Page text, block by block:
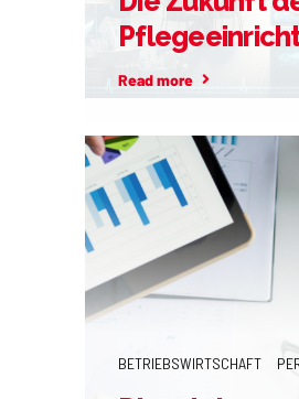
Chance in der
Read more
BETRIEBSWIRTSCHAFT